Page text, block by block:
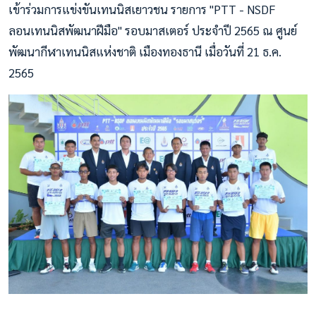
เข้าร่วมการแข่งขันเทนนิสเยาวชน รายการ "PTT - NSDF
ลอนเทนนิสพัฒนาฝีมือ" รอบมาสเตอร์ ประจำปี 2565 ณ ศูนย์
พัฒนากีฬาเทนนิสแห่งชาติ เมืองทองธานี เมื่อวันที่ 21 ธ.ค.
2565